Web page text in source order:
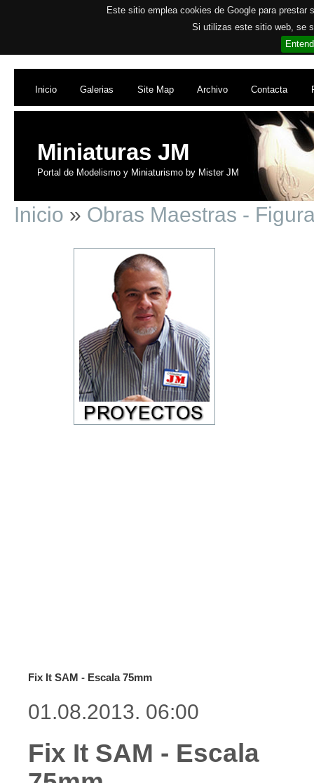
Este sitio emplea cookies de Google para
Si utilizas este sitio web, se
Inicio Galerias Site Map Archivo Contacta
Miniaturas JM
Portal de Modelismo y Miniaturismo by Mister JM
Inicio » Obras Maestras -
Fix It SAM - Escala 75mm
01.08.2013. 06:00
Fix It SAM - Escala